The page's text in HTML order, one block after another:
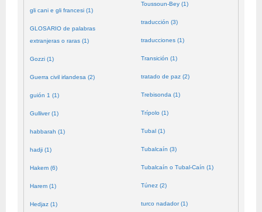
gli cani e gli francesi (1)
GLOSARIO de palabras
extranjeras o raras (1)
Gozzi (1)
Guerra civil irlandesa (2)
guión 1 (1)
Gulliver (1)
habbarah (1)
hadji (1)
Hakem (6)
Harem (1)
Hedjaz (1)
Toussoun-Bey (1)
traducción (3)
traducciones (1)
Transición (1)
tratado de paz (2)
Trebisonda (1)
Trípolo (1)
Tubal (1)
Tubalcaín (3)
Tubalcaín o Tubal-Caín (1)
Túnez (2)
turco nadador (1)